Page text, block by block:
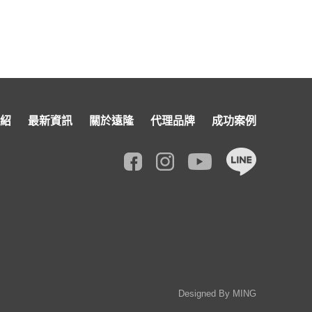
最新資訊 關於遠隆 代理品牌 成功案例
Designed By MING